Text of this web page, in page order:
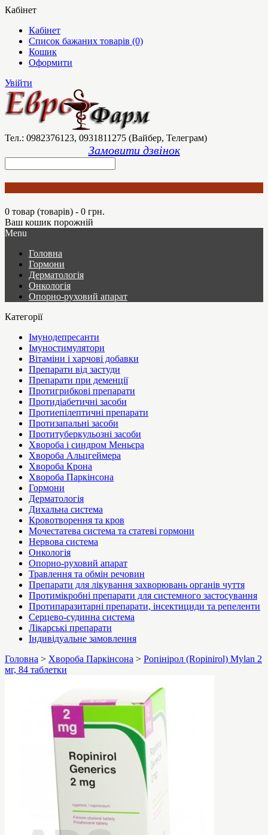
Кабінет
Кабінет
Список бажаних товарів (0)
Кошик
Оформити
Увійти
Тел.: 0982376123, 0931811275 (Вайбер, Телеграм)
Замовити дзвінок
0 товар (товарів) - 0 грн.
Ваш кошик порожній
Menu
Головна
Гормони
Дерматологія
Онкологія
Опорно-руховий апарат
Категорії
Імунодепресанти
Імуностимулятори
Вітаміни і харчові добавки
Препарати від застуди
Препарати при деменції
Протигрибкові препарати
Протидіабетичні засоби
Протиепілептичні препарати
Протизапальні засоби
Протитуберкульозні засоби
Хвороба і синдром Меньєра
Хвороба Альцгеймера
Хвороба Крона
Хвороба Паркінсона
Гормони
Дерматологія
Дихальна система
Кровотворення та кров
Мочестатева система та статеві гормони
Нервова система
Онкологія
Опорно-руховий апарат
Травлення та обмін речовин
Препарати для лікування захворювань органів чуття
Протимікробні препарати для системного застосування
Протипаразитарні препарати, інсектициди та репеленти
Серцево-судинна система
Лікарські препарати
Індивідуальне замовлення
Головна > Хвороба Паркінсона > Ропінірол (Ropinirol) Mylan 2
мг, 84 таблетки